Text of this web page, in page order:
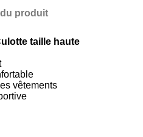
produit
taille haute
vêtements